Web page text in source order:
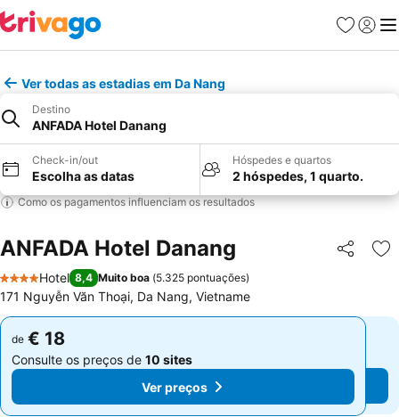
Favoritos
Iniciar
Ver todas as estadias em Da Nang
Destino
ANFADA Hotel Danang
Check-in/out
Escolha as datas
Hóspedes e quartos
2 hóspedes, 1 quarto.
Como os pagamentos influenciam os resultados
ANFADA Hotel Danang Partilhar
4 Estrelas
Hotel 8,4 Muito boa (5.325 pontuações)
171 Nguyễn Văn Thoại, Da Nang, Vietname
de € 18
Consulte os preços de 10 sites
Ver preços
de € 18
Consulte os preços de 10 sites
Ver preços